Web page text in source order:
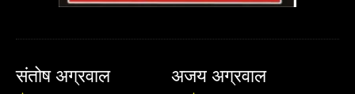
संतोष अग्रवाल अजय अग्रवाल